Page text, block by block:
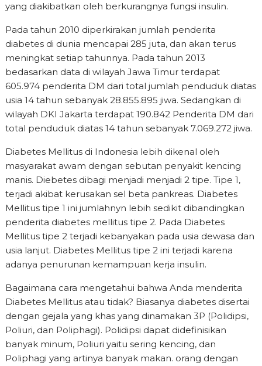
yang diakibatkan oleh berkurangnya fungsi insulin.
Pada tahun 2010 diperkirakan jumlah penderita
diabetes di dunia mencapai 285 juta, dan akan terus
meningkat setiap tahunnya. Pada tahun 2013
bedasarkan data di wilayah Jawa Timur terdapat
605.974 penderita DM dari total jumlah penduduk diatas
usia 14 tahun sebanyak 28.855.895 jiwa. Sedangkan di
wilayah DKI Jakarta terdapat 190.842 Penderita DM dari
total penduduk diatas 14 tahun sebanyak 7.069.272 jiwa.
Diabetes Mellitus di Indonesia lebih dikenal oleh
masyarakat awam dengan sebutan penyakit kencing
manis. Diebetes dibagi menjadi menjadi 2 tipe. Tipe 1,
terjadi akibat kerusakan sel beta pankreas. Diabetes
Mellitus tipe 1 ini jumlahnyn lebih sedikit dibandingkan
penderita diabetes mellitus tipe 2. Pada Diabetes
Mellitus tipe 2 terjadi kebanyakan pada usia dewasa dan
usia lanjut. Diabetes Mellitus tipe 2 ini terjadi karena
adanya penurunan kemampuan kerja insulin.
Bagaimana cara mengetahui bahwa Anda menderita
Diabetes Mellitus atau tidak? Biasanya diabetes disertai
dengan gejala yang khas yang dinamakan 3P (Polidipsi,
Poliuri, dan Poliphagi). Polidipsi dapat didefinisikan
banyak minum, Poliuri yaitu sering kencing, dan
Poliphagi yang artinya banyak makan. orang dengan